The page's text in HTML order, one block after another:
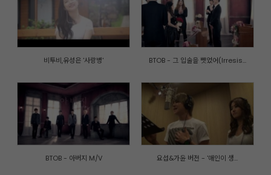
비투비,유성은 '사랑병' BTOB - 그 입술을 뺏었어(Irresis...
BTOB - 아버지 M/V 요섭&가윤 버전 - '애인이 생...